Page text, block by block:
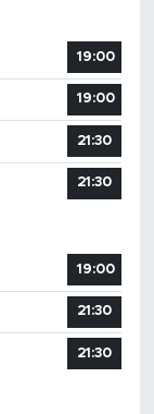
19:00
19:00
21:30
21:30
19:00
21:30
21:30